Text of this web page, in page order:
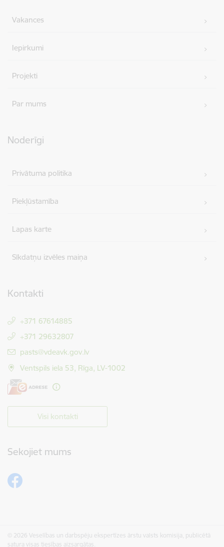
Vakances
Iepirkumi
Projekti
Par mums
Noderīgi
Privātuma politika
Piekļūstamība
Lapas karte
Sīkdatņu izvēles maiņa
Kontakti
+371 67614885
+371 29632807
E-pasts:
pasts@vdeavk.gov.lv
Ventspils iela 53, Rīga, LV-1002
Visi kontakti
Sekojiet mums
© 2026 Veselības un darbspēju ekspertīzes ārstu valsts komisija, publicētā
satura visas tiesības aizsargātas.